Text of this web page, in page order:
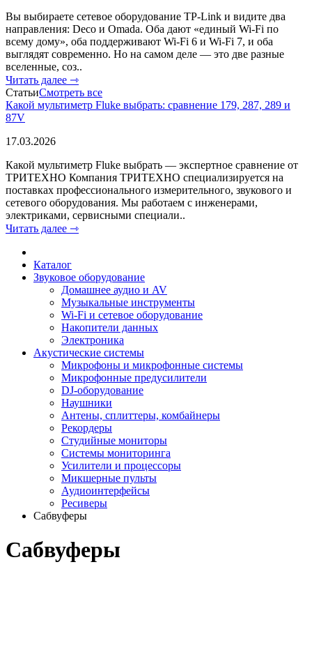
Вы выбираете сетевое оборудование TP-Link и видите два
направления: Deco и Omada. Оба дают «единый Wi-Fi по
всему дому», оба поддерживают Wi-Fi 6 и Wi-Fi 7, и оба
выглядят современно. Но на самом деле — это две разные
вселенные, соз..
Читать далее ⇾
СтатьиСмотреть все
Какой мультиметр Fluke выбрать: сравнение 179, 287, 289 и
87V
17.03.2026
Какой мультиметр Fluke выбрать — экспертное сравнение от
ТРИТЕХНО Компания ТРИТЕХНО специализируется на
поставках профессионального измерительного, звукового и
сетевого оборудования. Мы работаем с инженерами,
электриками, сервисными специали..
Читать далее ⇾
Каталог
Звуковое оборудование
Домашнее аудио и AV
Музыкальные инструменты
Wi-Fi и сетевое оборудование
Накопители данных
Электроника
Акустические системы
Микрофоны и микрофонные системы
Микрофонные предусилители
DJ-оборудование
Наушники
Антены, сплиттеры, комбайнеры
Рекордеры
Студийные мониторы
Системы мониторинга
Усилители и процессоры
Микшерные пульты
Аудиоинтерфейсы
Ресиверы
Сабвуферы
Сабвуферы